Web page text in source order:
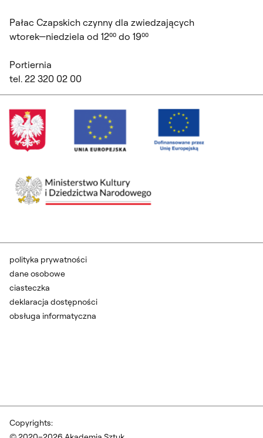
Pałac Czapskich czynny dla zwiedzających
wtorek—niedziela od 12⁰⁰ do 19⁰⁰
Portiernia
tel. 22 320 02 00
Copyrights:
polityka prywatności
dane osobowe
ciasteczka
deklaracja dostępności
obsługa informatyczna